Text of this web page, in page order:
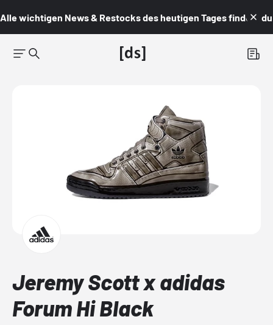
Alle wichtigen News & Restocks des heutigen Tages findest du
Jeremy Scott x adidas
Forum Hi Black